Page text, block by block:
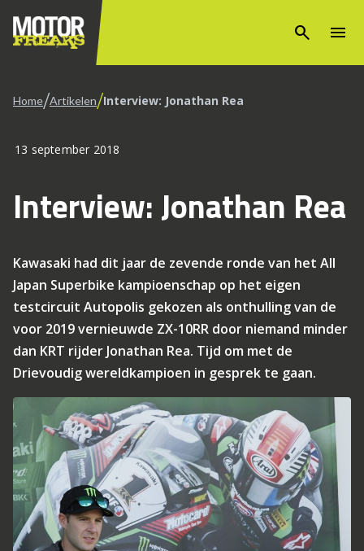
search menu
Home/Artikelen/Interview: Jonathan Rea
13 september 2018
Interview: Jonathan Rea
Kawasaki had dit jaar de zevende ronde van het All
Japan Superbike kampioenschap op het eigen
testcircuit Autopolis gekozen als onthulling van de
voor 2019 vernieuwde ZX-10RR door niemand minder
dan KRT rijder Jonathan Rea. Tijd om met de
Drievoudig wereldkampioen in gesprek te gaan.